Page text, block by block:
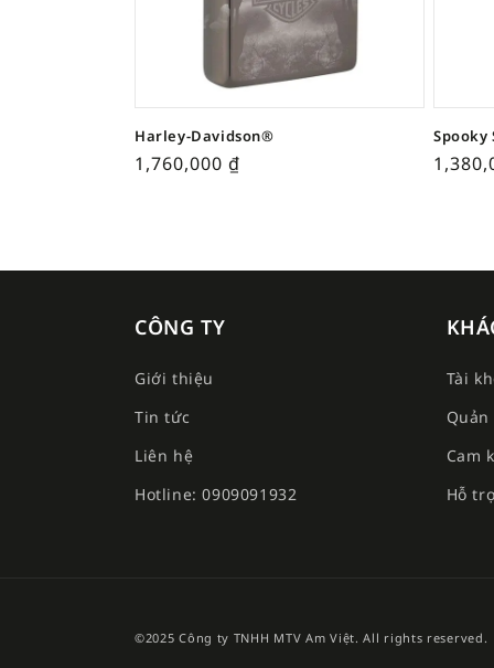
Harley-Davidson®
1,760,000 ₫
Spooky
CÔNG TY
Giới thiệu
Tin tức
Liên hệ
Hotline: 0909091932
Tài
Cam
Hỗ
©2025 Công ty TNHH MTV Am Việt. All rights reserved.